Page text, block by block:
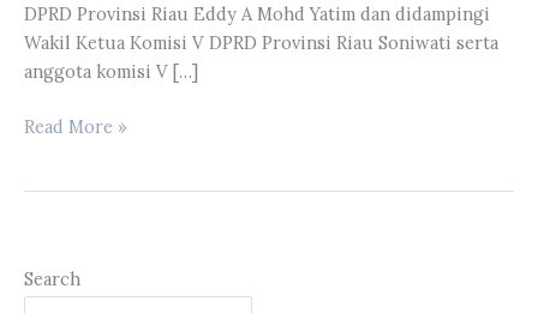
DPRD Provinsi Riau Eddy A Mohd Yatim dan didampingi
Wakil Ketua Komisi V DPRD Provinsi Riau Soniwati serta
anggota komisi V […]
Komisi
Melakukan
Kuntil
Read More »
Search